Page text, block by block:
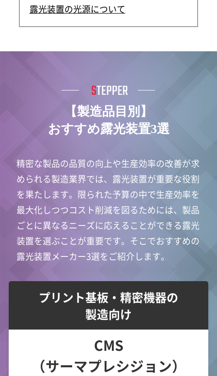
露光装置の光源について
【製造品目別】
おすすめ露光装置3選
精密な製品の品質の向上や生産効率の改善が求
められる製造業界では、露光装置が重要な役割
を果たします。限られた予算の中で生産効率を
最大化しつつコスト削減を図るためには、製品
ごとに異なるニーズに応えることができる露光
装置を選ぶことが重要です。そこでおすすめの
露光装置メーカー3選をご紹介します。
プリント基板・精密機器の
製造向け
CMS
（サーマプレシジョン）